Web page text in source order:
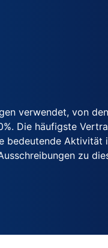
verwendet, von
Die häufigste
bedeutende Aktivität
zu